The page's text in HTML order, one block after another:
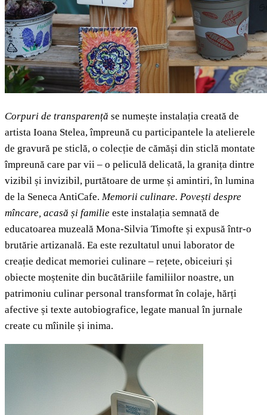
Corpuri de transparență se numește instalația creată de
artista Ioana Stelea, împreună cu participantele la atelierele
de gravură pe sticlă, o colecție de cămăși din sticlă montate
împreună care par vii – o peliculă delicată, la granița dintre
vizibil și invizibil, purtătoare de urme și amintiri, în lumina
de la Seneca AntiCafe. Memorii culinare. Povești despre
mîncare, acasă și familie este instalația semnată de
educatoarea muzeală Mona-Silvia Timofte și expusă într-o
brutărie artizanală. Ea este rezultatul unui laborator de
creație dedicat memoriei culinare – rețete, obiceiuri și
obiecte moștenite din bucătăriile familiilor noastre, un
patrimoniu culinar personal transformat în colaje, hărți
afective și texte autobiografice, legate manual în jurnale
create cu mîinile și inima.